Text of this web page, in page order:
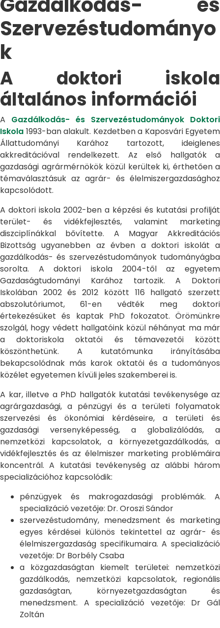
Szervezéstudományo
k
A doktori iskola
általános információi
A Gazdálkodás- és Szervezéstudományok Doktori
Iskola 1993-ban alakult. Kezdetben a Kaposvári Egyetem
Állattudományi Karához tartozott, ideiglenes
akkreditációval rendelkezett. Az első hallgatók a
gazdasági agrármérnökök közül kerültek ki, érthetően a
témaválasztásuk az agrár- és élelmiszergazdasághoz
kapcsolódott.
A doktori iskola 2002-ben a képzési és kutatási profilját
terület- és vidékfejlesztés, valamint marketing
diszciplínákkal bővítette. A Magyar Akkreditációs
Bizottság ugyanebben az évben a doktori iskolát a
gazdálkodás- és szervezéstudományok tudományágba
sorolta. A doktori iskola 2004-től az egyetem
Gazdaságtudományi Karához tartozik. A Doktori
Iskolában 2002 és 2012 között 116 hallgató szerzett
abszolutóriumot, 61-en védték meg doktori
értekezésüket és kaptak PhD fokozatot. Örömünkre
szolgál, hogy védett hallgatóink közül néhányat ma már
a doktoriskola oktatói és témavezetői között
köszönthetünk. A kutatómunka irányításába
bekapcsolódnak más karok oktatói és a tudományos
közélet egyetemen kívüli jeles szakemberei is.
A kar, illetve a PhD hallgatók kutatási tevékenysége az
agrárgazdasági, a pénzügyi és a területi folyamatok
szervezési és ökonómiai kérdéseire, a területi és
gazdasági versenyképesség, a globalizálódás, a
nemzetközi kapcsolatok, a környezetgazdálkodás, a
vidékfejlesztés és az élelmiszer marketing problémáira
koncentrál. A kutatási tevékenység az alábbi három
specializációhoz kapcsolódik:
pénzügyek és makrogazdasági problémák. A
specializáció vezetője: Dr. Oroszi Sándor
szervezéstudomány, menedzsment és marketing
egyes kérdései különös tekintettel az agrár- és
élelmiszergazdaság specifikumaira. A specializáció
vezetője: Dr Borbély Csaba
a közgazdaságtan kiemelt területei: nemzetközi
gazdálkodás, nemzetközi kapcsolatok, regionális
gazdaságtan, környezetgazdaságtan és
menedzsment. A specializáció vezetője: Dr Gál
Zoltán